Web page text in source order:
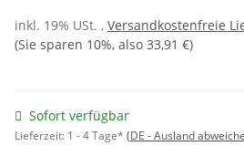
inkl. 19% USt. , Versandkostenfreie
(Sie sparen 10%, also 33,91 €)
Sofort verfügbar
Lieferzeit: 1 - 4 Tage* (DE - Ausland